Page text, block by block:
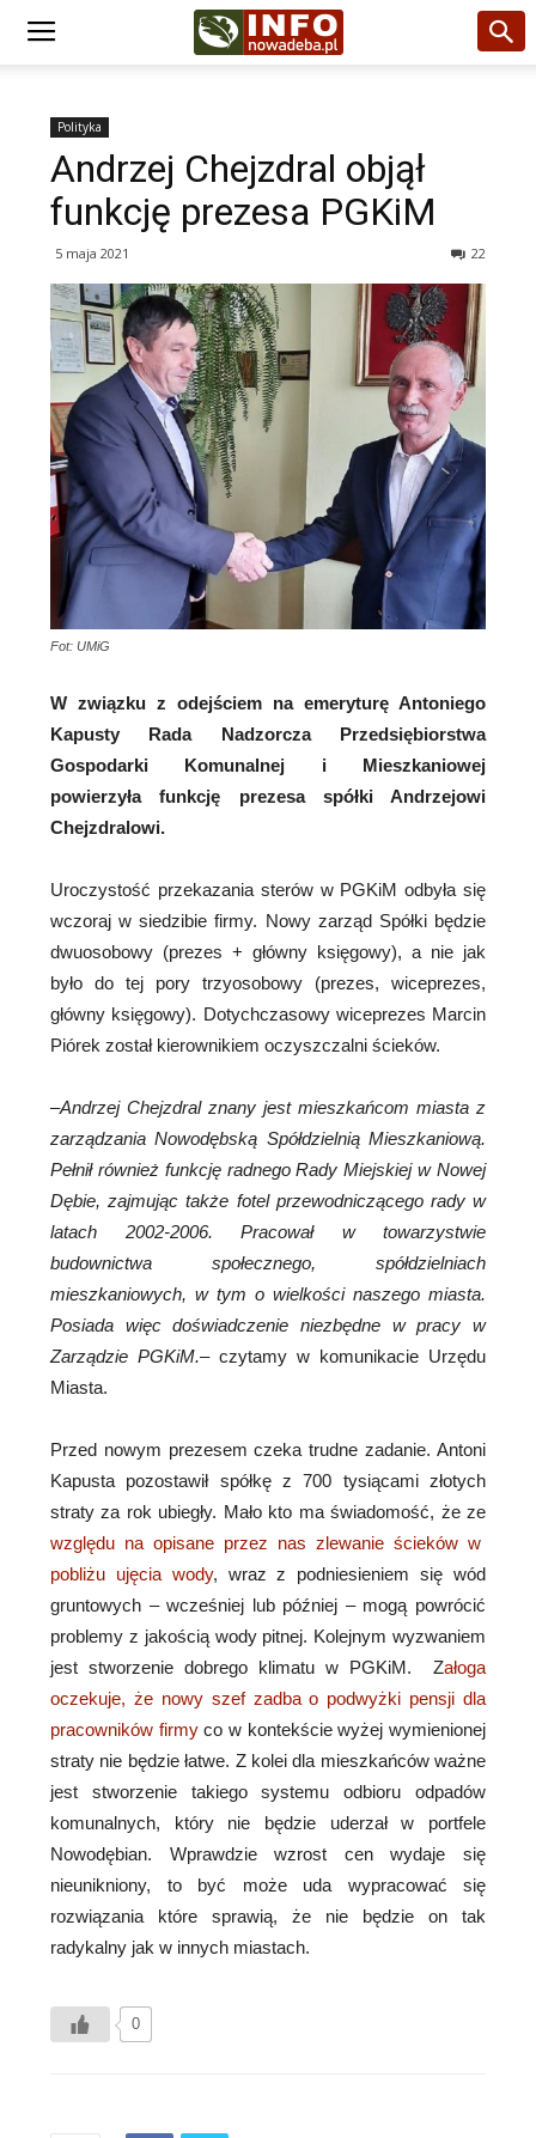
Polityka
Andrzej Chejzdral objął
funkcję prezesa PGKiM
5 maja 2021 22
Fot: UMiG
W związku z odejściem na emeryturę Antoniego
Kapusty Rada Nadzorcza Przedsiębiorstwa
Gospodarki Komunalnej i Mieszkaniowej
powierzyła funkcję prezesa spółki Andrzejowi
Chejzdralowi.
Uroczystość przekazania sterów w PGKiM odbyła się
wczoraj w siedzibie firmy. Nowy zarząd Spółki będzie
dwuosobowy (prezes + główny księgowy), a nie jak
było do tej pory trzyosobowy (prezes, wiceprezes,
główny księgowy). Dotychczasowy wiceprezes Marcin
Piórek został kierownikiem oczyszczalni ścieków.
–Andrzej Chejzdral znany jest mieszkańcom miasta z
zarządzania Nowodębską Spółdzielnią Mieszkaniową.
Pełnił również funkcję radnego Rady Miejskiej w Nowej
Dębie, zajmując także fotel przewodniczącego rady w
latach 2002-2006. Pracował w towarzystwie
budownictwa społecznego, spółdzielniach
mieszkaniowych, w tym o wielkości naszego miasta.
Posiada więc doświadczenie niezbędne w pracy w
Zarządzie PGKiM.– czytamy w komunikacie Urzędu
Miasta.
Przed nowym prezesem czeka trudne zadanie. Antoni
Kapusta pozostawił spółkę z 700 tysiącami złotych
straty za rok ubiegły. Mało kto ma świadomość, że ze
względu na opisane przez nas zlewanie ścieków w
pobliżu ujęcia wody, wraz z podniesieniem się wód
gruntowych – wcześniej lub później – mogą powrócić
problemy z jakością wody pitnej. Kolejnym wyzwaniem
jest stworzenie dobrego klimatu w PGKiM. Załoga
oczekuje, że nowy szef zadba o podwyżki pensji dla
pracowników firmyco w kontekście wyżej wymienionej
straty nie będzie łatwe. Z kolei dla mieszkańców ważne
jest stworzenie takiego systemu odbioru odpadów
komunalnych, który nie będzie uderzał w portfele
Nowodębian. Wprawdzie wzrost cen wydaje się
nieunikniony, to być może uda wypracować się
rozwiązania które sprawią, że nie będzie on tak
radykalny jak w innych miastach.
0